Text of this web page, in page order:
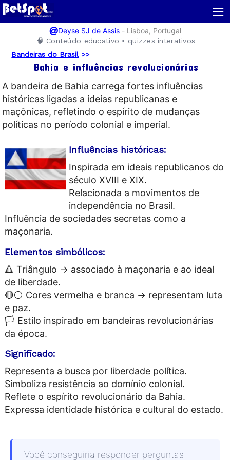
≡
@Deyse SJ de Assis- Lisboa, Portugal
🧠 Conteúdo educativo • quizzes interativos
Bandeiras do Brasil>>
Bahia e influências revolucionárias
A bandeira de Bahia carrega fortes influências
históricas ligadas a ideias republicanas e
maçônicas, refletindo o espírito de mudanças
políticas no período colonial e imperial.
Influências históricas:
Inspirada em ideais republicanos do
século XVIII e XIX.
Relacionada a movimentos de
independência no Brasil.
Influência de sociedades secretas como a
maçonaria.
Elementos simbólicos:
🔺 Triângulo → associado à maçonaria e ao ideal
de liberdade.
🔴⚪ Cores vermelha e branca → representam luta
e paz.
🏳️ Estilo inspirado em bandeiras revolucionárias
da época.
Significado:
Representa a busca por liberdade política.
Simboliza resistência ao domínio colonial.
Reflete o espírito revolucionário da Bahia.
Expressa identidade histórica e cultural do estado.
Você conseguiria responder perguntas